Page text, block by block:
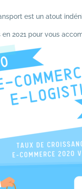
est un atout
2021 pour vous